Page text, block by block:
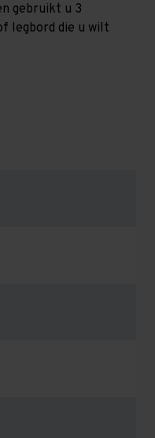
gebruikt u 3
legbord die u wilt